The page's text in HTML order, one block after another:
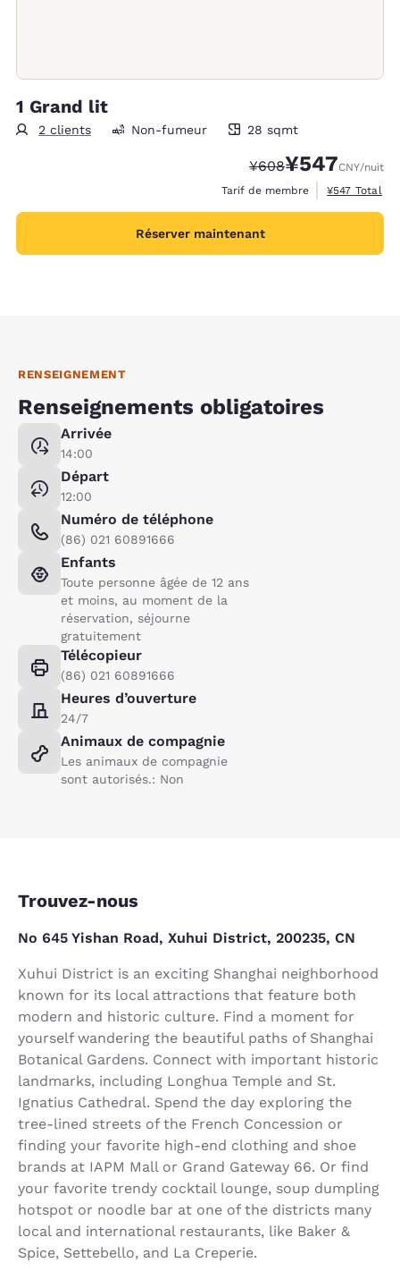
1 Grand lit
2 clients
28 mètres carrés
Non-fumeur 28 sqmt
Tarif barré :
¥608Tarif réduit :
¥547CNY/nuit
Tarif de membre
Afficher les
¥547 Total
Réserver maintenant
RENSEIGNEMENT
Renseignements obligatoires
Arrivée
14:00
Départ
12:00
Numéro de téléphone
(86) 021 60891666
Enfants
Toute personne âgée de 12 ans
et moins, au moment de la
réservation, séjourne
gratuitement
Télécopieur
(86) 021 60891666
Heures d’ouverture
24/7
Animaux de compagnie
Les animaux de compagnie
sont autorisés.: Non
Trouvez-nous
No 645 Yishan Road, Xuhui District, 200235, CN
Xuhui District is an exciting Shanghai neighborhood
known for its local attractions that feature both
modern and historic culture. Find a moment for
yourself wandering the beautiful paths of Shanghai
Botanical Gardens. Connect with important historic
landmarks, including Longhua Temple and St.
Ignatius Cathedral. Spend the day exploring the
tree-lined streets of the French Concession or
finding your favorite high-end clothing and shoe
brands at IAPM Mall or Grand Gateway 66. Or find
your favorite trendy cocktail lounge, soup dumpling
hotspot or noodle bar at one of the districts many
local and international restaurants, like Baker &
Spice, Settebello, and La Creperie.